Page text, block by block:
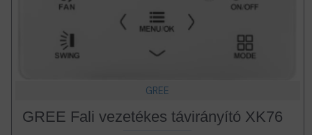
GREE
GREE Fali vezetékes távirányító XK76